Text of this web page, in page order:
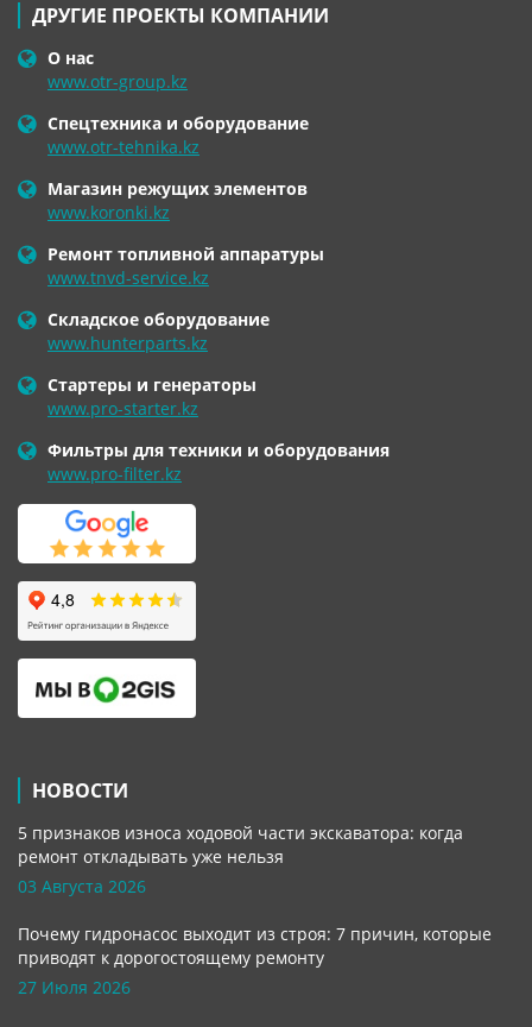
ДРУГИЕ ПРОЕКТЫ КОМПАНИИ
О нас
www.otr-group.kz
Спецтехника и оборудование
www.otr-tehnika.kz
Магазин режущих элементов
www.koronki.kz
Ремонт топливной аппаратуры
www.tnvd-service.kz
Складское оборудование
www.hunterparts.kz
Стартеры и генераторы
www.pro-starter.kz
Фильтры для техники и оборудования
www.pro-filter.kz
НОВОСТИ
5 признаков износа ходовой части экскаватора: когда
ремонт откладывать уже нельзя
03 Августа 2026
Почему гидронасос выходит из строя: 7 причин, которые
приводят к дорогостоящему ремонту
27 Июля 2026